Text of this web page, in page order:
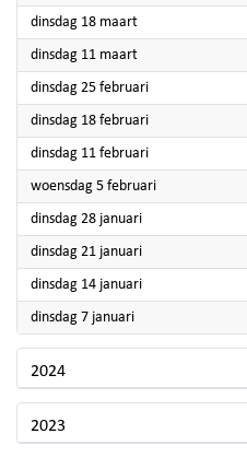
dinsdag 18 maart2025
dinsdag 11 maart2025
dinsdag 25 februari2025
dinsdag 18 februari2025
dinsdag 11 februari2025
woensdag 5 februari2025
dinsdag 28 januari2025
dinsdag 21 januari2025
dinsdag 14 januari2025
dinsdag 7 januari2025
2024
2023